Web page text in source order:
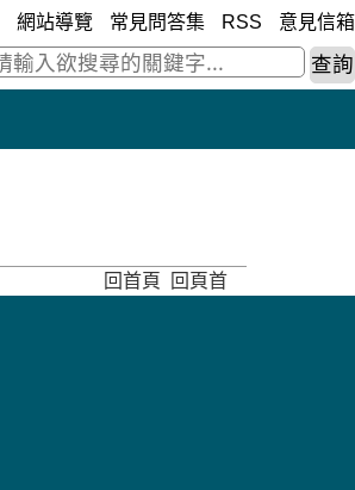
網站導覽 常見問答集 RSS 意見信箱
回首頁 回頁首